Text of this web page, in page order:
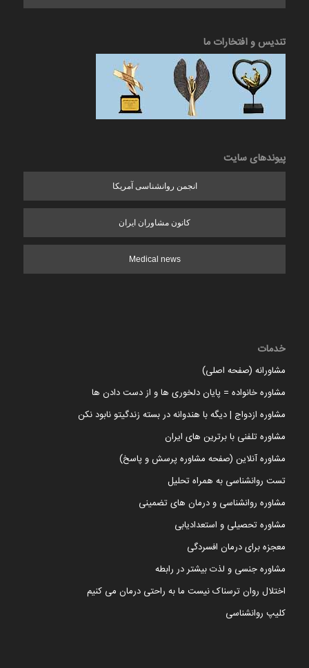
تندیس و افتخارات ما
پیوندهای سایت
انجمن روانشناسی آمریکا
کانون مشاوران ایران
Medical news
خدمات
مشاورانه (صفحه اصلی)
مشاوره خانواده = پایان دلخوری ها و از دست دادن ها
مشاوره ازدواج | دیگه با هندوانه در بسته زندگیتو نابود نکن
مشاوره تلفنی با برترین های ایران
مشاوره آنلاین (صفحه مشاوره پرسش و پاسخ)
تست روانشناسی به همراه تحلیل
مشاوره روانشناسی و درمان های تضمینی
مشاوره تحصیلی و استعدادیابی
معجزه برای درمان افسردگی
مشاوره جنسی و لذت بیشتر در رابطه
اختلال روان ترسناک نیست ما به راحتی درمان می کنیم
کلیپ روانشناسی